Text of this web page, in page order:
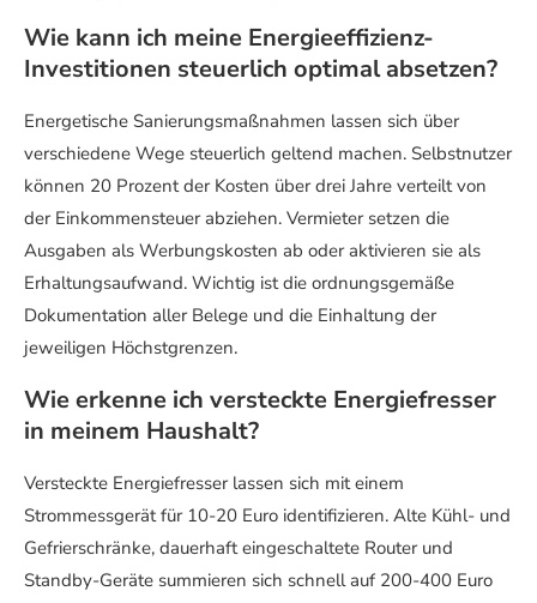
Wie kann ich meine Energieeffizienz-
Investitionen steuerlich optimal absetzen?
Energetische Sanierungsmaßnahmen lassen sich über
verschiedene Wege steuerlich geltend machen. Selbstnutzer
können 20 Prozent der Kosten über drei Jahre verteilt von
der Einkommensteuer abziehen. Vermieter setzen die
Ausgaben als Werbungskosten ab oder aktivieren sie als
Erhaltungsaufwand. Wichtig ist die ordnungsgemäße
Dokumentation aller Belege und die Einhaltung der
jeweiligen Höchstgrenzen.
Wie erkenne ich versteckte Energiefresser
in meinem Haushalt?
Versteckte Energiefresser lassen sich mit einem
Strommessgerät für 10-20 Euro identifizieren. Alte Kühl- und
Gefrierschränke, dauerhaft eingeschaltete Router und
Standby-Geräte summieren sich schnell auf 200-400 Euro